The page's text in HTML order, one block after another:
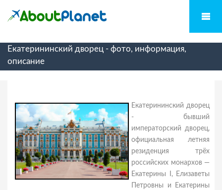
Екатерининский дворец - фото, информация,
описание
Екатерининский дворец
- бывший
императорский дворец,
официальная летняя
резиденция трёх
российских монархов —
Екатерины I, Елизаветы
Петровны и Екатерины